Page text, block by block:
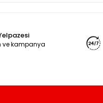
ve kampanya